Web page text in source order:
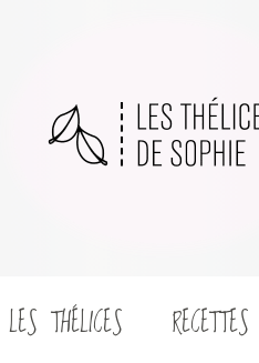
LES THÉLICES RECETTES